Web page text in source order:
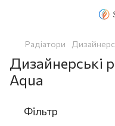
Радіатори
Дизайнерські
Aqua
Фільтр